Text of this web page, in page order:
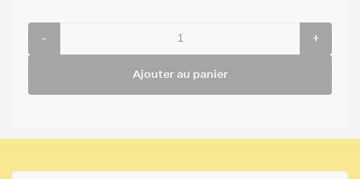
- +
Ajouter au panier